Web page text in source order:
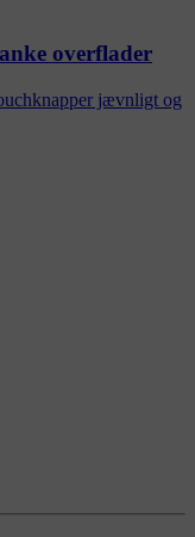
overflader
jævnligt og